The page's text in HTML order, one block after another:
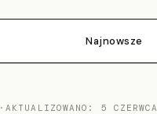
Najnowsze
·AKTUALIZOWANO: 5